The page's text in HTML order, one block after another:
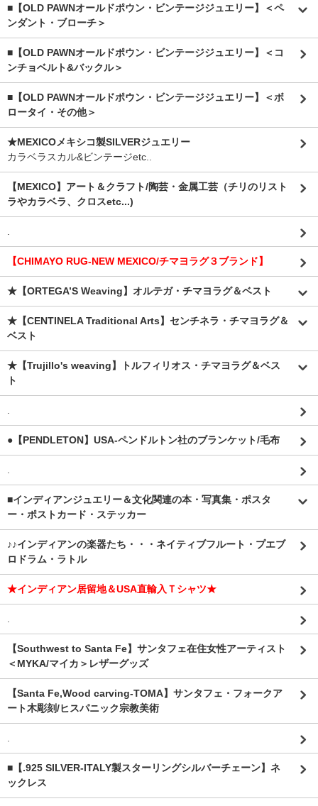
■【OLD PAWNオールドポウン・ビンテージジュエリー】＜ペ
ンダント・ブローチ＞
■【OLD PAWNオールドポウン・ビンテージジュエリー】＜コ
ンチョベルト&バックル＞
■【OLD PAWNオールドポウン・ビンテージジュエリー】＜ボ
ロータイ・その他＞
★MEXICOメキシコ製SILVERジュエリー
カラベラスカル&ビンテージetc..
【MEXICO】アート＆クラフト/陶芸・金属工芸（チリのリスト
ラやカラベラ、クロスetc...)
.
【CHIMAYO RUG-NEW MEXICO/チマヨラグ３ブランド】
★【ORTEGA’S Weaving】オルテガ・チマヨラグ＆ベスト
★【CENTINELA Traditional Arts】センチネラ・チマヨラグ＆
ベスト
★【Trujillo's weaving】トルフィリオス・チマヨラグ＆ベス
ト
.
●【PENDLETON】USA-ペンドルトン社のブランケット/毛布
.
■インディアンジュエリー＆文化関連の本・写真集・ポスタ
ー・ポストカード・ステッカー
♪♪インディアンの楽器たち・・・ネイティブフルート・プエブ
ロドラム・ラトル
★インディアン居留地＆USA直輸入Ｔシャツ★
.
【Southwest to Santa Fe】サンタフェ在住女性アーティスト
＜MYKA/マイカ＞レザーグッズ
【Santa Fe,Wood carving-TOMA】サンタフェ・フォークア
ート木彫刻/ヒスパニック宗教美術
.
■【.925 SILVER-ITALY製スターリングシルバーチェーン】ネ
ックレス